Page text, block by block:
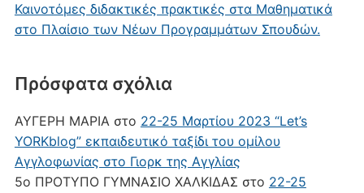
Καινοτόμες διδακτικές πρακτικές στα Μαθηματικά
στο Πλαίσιο των Νέων Προγραμμάτων Σπουδών.
Πρόσφατα σχόλια
ΑΥΓΕΡΗ ΜΑΡΙΑστο 22-25 Μαρτίου 2023 “Let’s
YORKblog” εκπαιδευτικό ταξίδι του ομίλου
Αγγλοφωνίας στο Γιορκ της Αγγλίας
5ο ΠΡΟΤΥΠΟ ΓΥΜΝΑΣΙΟ ΧΑΛΚΙΔΑΣ στο 22-25